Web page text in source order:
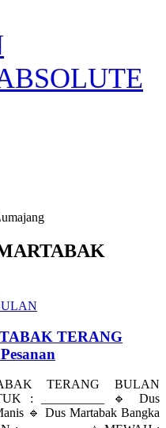
TERANG
TERANG BULAN
: __________ 🔹 Dus
🔹 Dus Martabak Bangka